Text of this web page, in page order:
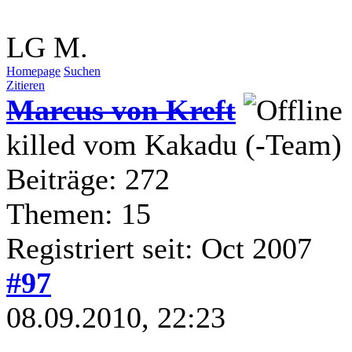
LG M.
Homepage Suchen
Zitieren
Marcus von Kreft
killed vom Kakadu (-Team)
Beiträge: 272
Themen: 15
Registriert seit: Oct 2007
#97
08.09.2010, 22:23